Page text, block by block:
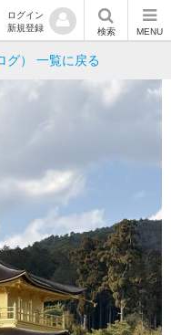
ログイン
新規登録
検索 MENU
グ） 一覧に戻る